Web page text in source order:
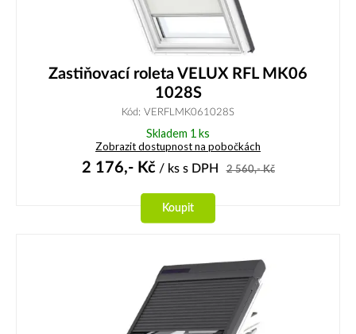
Zastiňovací roleta VELUX RFL MK06
1028S
Kód: VERFLMK061028S
Skladem 1 ks
Zobrazit dostupnost na pobočkách
2 176,-Kč/ ks s DPH 2 560,-Kč
Koupit